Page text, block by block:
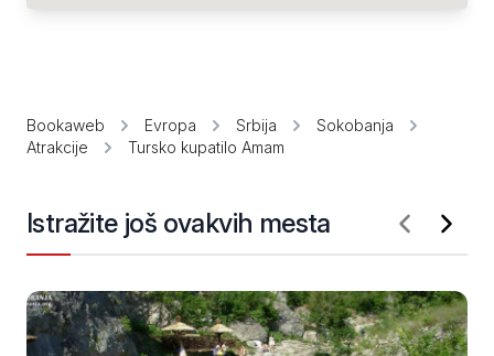
Bookaweb Evropa Srbija
Sokobanja
Atrakcije
Tursko kupatilo Amam
Istražite još ovakvih mesta